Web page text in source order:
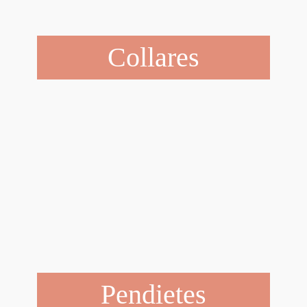
Collares
Pendietes